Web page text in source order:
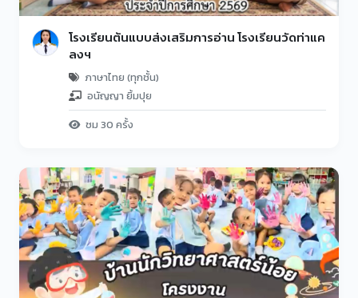
โรงเรียนต้นแบบส่งเสริมการอ่าน โรงเรียนวัดท่าแค
ลงฯ
ภาษาไทย (ทุกชั้น)
อนัญญา ยิ้มปุย
ชม 30 ครั้ง